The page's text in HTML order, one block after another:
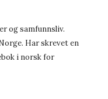
og samfunnsliv.
Har skrevet en
i norsk for